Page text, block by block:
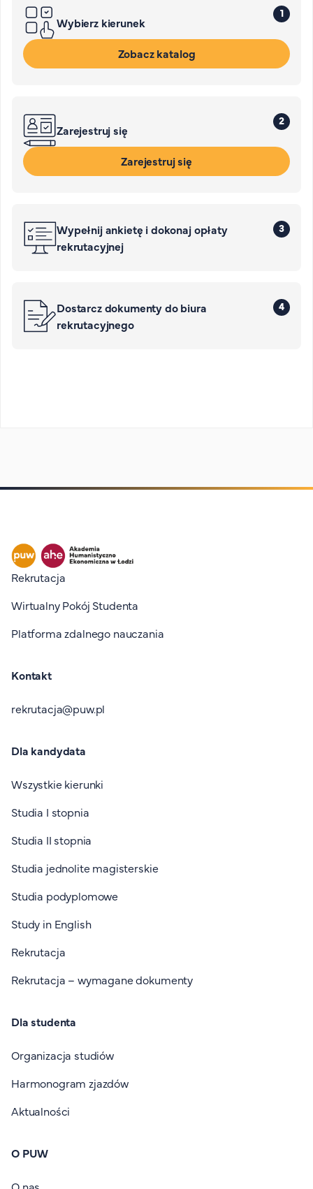
1
Wybierz kierunek
Zobacz katalog
2
Zarejestruj się
Zarejestruj się
3
Wypełnij ankietę i dokonaj opłaty
rekrutacyjnej
4
Dostarcz dokumenty do biura
rekrutacyjnego
Stopka I
Rekrutacja
Wirtualny Pokój Studenta
Platforma zdalnego nauczania
Kontakt
rekrutacja@puw.pl
Dla kandydata
Wszystkie kierunki
Studia I stopnia
Studia II stopnia
Studia jednolite magisterskie
Studia podyplomowe
Study in English
Rekrutacja
Rekrutacja – wymagane dokumenty
Dla studenta
Organizacja studiów
Harmonogram zjazdów
Aktualności
O PUW